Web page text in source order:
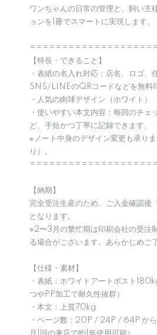
ワンちゃんの日常の管理と、飼い主
ョンを1冊でスマートに実現します。
【特長・できること】
・表紙の名入れ対応：店名、ロゴ、
SNS/LINEのQRコードなどを無料
・人気の肉球デザイン（ホワイト）
・使いやすい本文内容：毎回のチェ
ど、手短かつ丁寧に記録できます。
※ノート中身のデザイン変更も承り
り）。
【納期】
完全受注生産のため、ご入金確認後
となります。
※2〜3月の繁忙期は印刷会社の受注
る場合がございます。あらかじめご
【仕様・素材】
・表紙：ホワイトアートポスト
つやPP加工で耐久性抜群）
・本文：上質70kg
・ページ数：20P / 24P / 64P から
月1回の来店で約1年使用可能）